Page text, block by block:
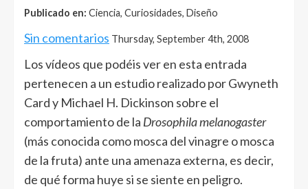
Publicado en: Ciencia, Curiosidades, Diseño
Sin comentarios Thursday, September 4th, 2008
Los vídeos que podéis ver en esta entrada
pertenecen a un estudio realizado por Gwyneth
Card y Michael H. Dickinson sobre el
comportamiento de la Drosophila melanogaster
(más conocida como mosca del vinagre o mosca
de la fruta) ante una amenaza externa, es decir,
de qué forma huye si se siente en peligro.